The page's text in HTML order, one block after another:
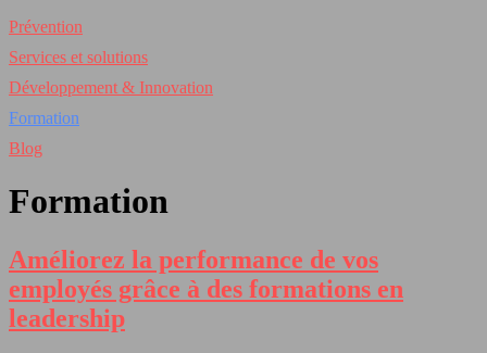
Prévention
Services et solutions
Développement & Innovation
Formation
Blog
Formation
Améliorez la performance de vos
employés grâce à des formations en
leadership